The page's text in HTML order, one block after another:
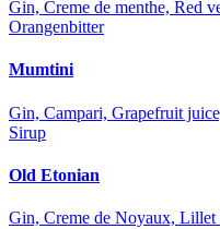
Gin, Creme de menthe, Red
Orangenbitter
Mumtini
Gin, Campari, Grapefruit
Sirup
Old Etonian
Gin, Creme de Noyaux, Lillet